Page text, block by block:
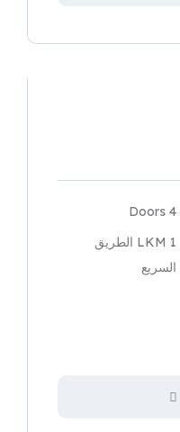
4 Doors
1 LKM الطريق
السريع